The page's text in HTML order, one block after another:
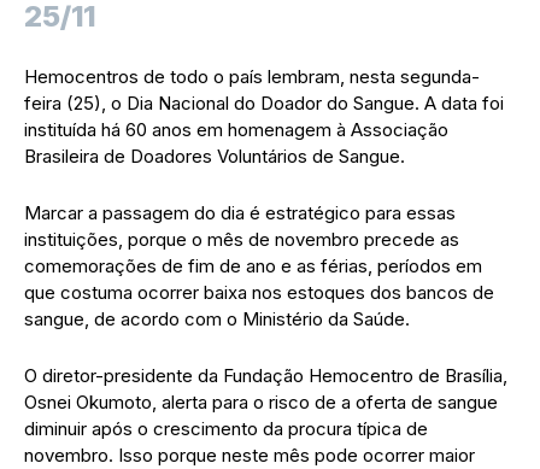
25/11
Hemocentros de todo o país lembram, nesta segunda-
feira (25), o Dia Nacional do Doador do Sangue. A data foi
instituída há 60 anos em homenagem à Associação
Brasileira de Doadores Voluntários de Sangue.
Marcar a passagem do dia é estratégico para essas
instituições, porque o mês de novembro precede as
comemorações de fim de ano e as férias, períodos em
que costuma ocorrer baixa nos estoques dos bancos de
sangue, de acordo com o Ministério da Saúde.
O diretor-presidente da Fundação Hemocentro de Brasília,
Osnei Okumoto, alerta para o risco de a oferta de sangue
diminuir após o crescimento da procura típica de
novembro. Isso porque neste mês pode ocorrer maior